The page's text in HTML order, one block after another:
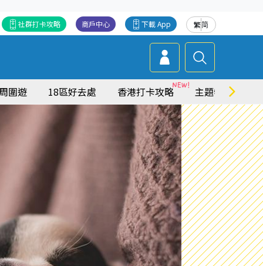
繁简
下載 App
商戶中心
社群打卡攻略
圍遊 18區好去處 香港打卡攻略 主題特集